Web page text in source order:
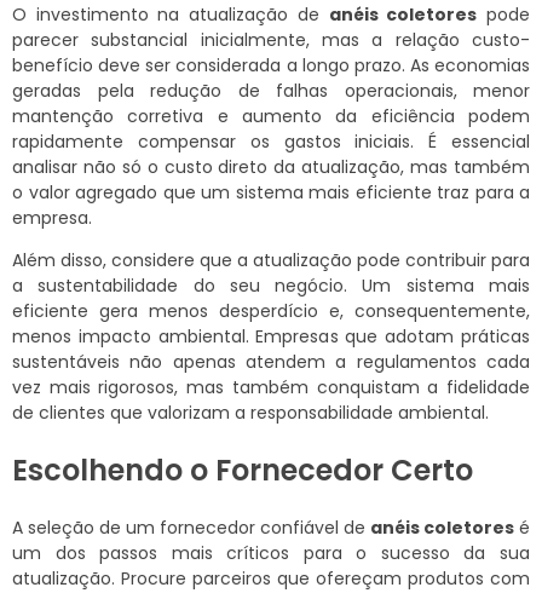
O investimento na atualização de anéis coletores pode
parecer substancial inicialmente, mas a relação custo-
benefício deve ser considerada a longo prazo. As economias
geradas pela redução de falhas operacionais, menor
mantenção corretiva e aumento da eficiência podem
rapidamente compensar os gastos iniciais. É essencial
analisar não só o custo direto da atualização, mas também
o valor agregado que um sistema mais eficiente traz para a
empresa.
Além disso, considere que a atualização pode contribuir para
a sustentabilidade do seu negócio. Um sistema mais
eficiente gera menos desperdício e, consequentemente,
menos impacto ambiental. Empresas que adotam práticas
sustentáveis não apenas atendem a regulamentos cada
vez mais rigorosos, mas também conquistam a fidelidade
de clientes que valorizam a responsabilidade ambiental.
Escolhendo o Fornecedor Certo
A seleção de um fornecedor confiável de anéis coletores é
um dos passos mais críticos para o sucesso da sua
atualização. Procure parceiros que ofereçam produtos com